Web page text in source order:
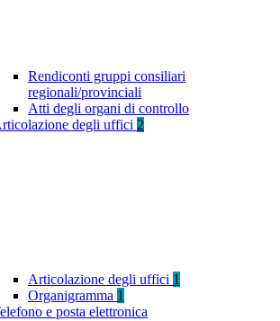
Rendiconti gruppi consiliari
regionali/provinciali
Atti degli organi di controllo
degli uffici 2
Articolazione degli uffici 1
Organigramma 1
e posta elettronica